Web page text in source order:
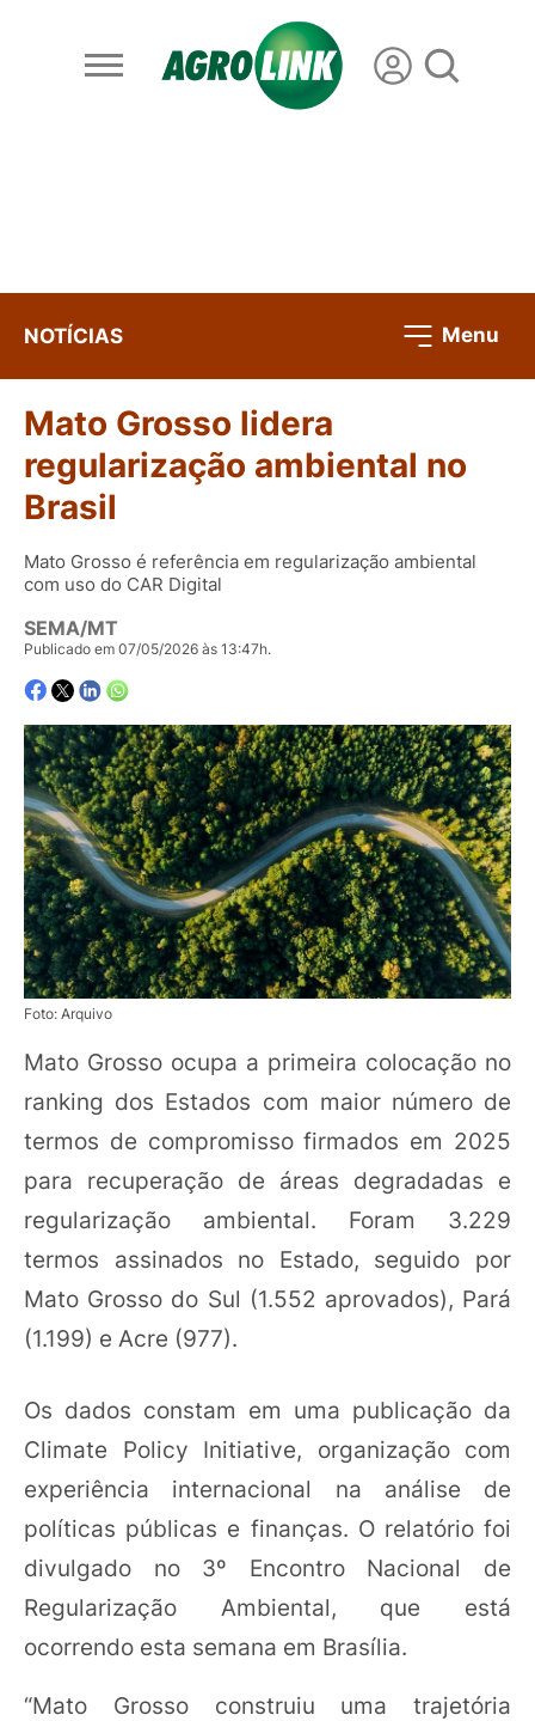
NOTÍCIAS Menu
Mato Grosso lidera
regularização ambiental no
Brasil
Mato Grosso é referência em regularização ambiental
com uso do CAR Digital
SEMA/MT
Publicado em 07/05/2026 às 13:47h.
Foto: Arquivo
Mato Grosso ocupa a primeira colocação no
ranking dos Estados com maior número de
termos de compromisso firmados em 2025
para recuperação de áreas degradadas e
regularização ambiental. Foram 3.229
termos assinados no Estado, seguido por
Mato Grosso do Sul (1.552 aprovados), Pará
(1.199) e Acre (977).
Os dados constam em uma publicação da
Climate Policy Initiative, organização com
experiência internacional na análise de
políticas públicas e finanças. O relatório foi
divulgado no 3º Encontro Nacional de
Regularização Ambiental, que está
ocorrendo esta semana em Brasília.
“Mato Grosso construiu uma trajetória